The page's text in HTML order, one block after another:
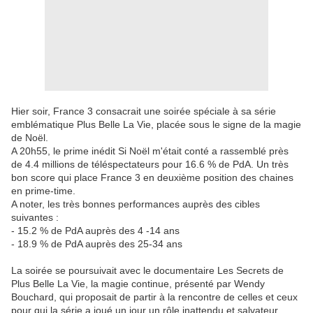
Hier soir, France 3 consacrait une soirée spéciale à sa série
emblématique Plus Belle La Vie, placée sous le signe de la magie
de Noël.
A 20h55, le prime inédit Si Noël m'était conté a rassemblé près
de 4.4 millions de téléspectateurs pour 16.6 % de PdA. Un très
bon score qui place France 3 en deuxième position des chaines
en prime-time.
A noter, les très bonnes performances auprès des cibles
suivantes :
- 15.2 % de PdA auprès des 4 -14 ans
- 18.9 % de PdA auprès des 25-34 ans
La soirée se poursuivait avec le documentaire Les Secrets de
Plus Belle La Vie, la magie continue, présenté par Wendy
Bouchard, qui proposait de partir à la rencontre de celles et ceux
pour qui la série a joué un jour un rôle inattendu et salvateur